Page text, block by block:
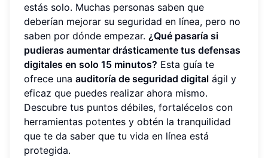
estás solo. Muchas personas saben que
deberían mejorar su seguridad en línea, pero no
saben por dónde empezar. ¿Qué pasaría si
pudieras aumentar drásticamente tus defensas
digitales en solo 15 minutos? Esta guía te
ofrece una auditoría de seguridad digital ágil y
eficaz que puedes realizar ahora mismo.
Descubre tus puntos débiles, fortalécelos con
herramientas potentes y obtén la tranquilidad
que te da saber que tu vida en línea está
protegida.